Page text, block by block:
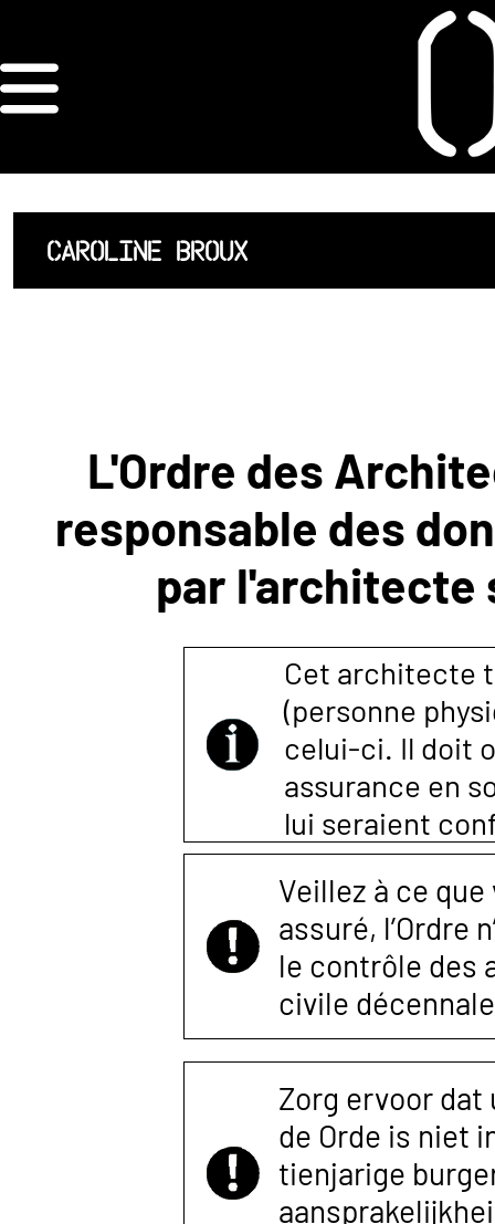
ORDRE DES
ARCHITECTES
ACCUEIL
LISTE DES
ANNEXE 4 CODT
CONTACTER
CAROLINE BROUX
L'Ordre des
responsable des
par l'architecte
Cet architecte
(personne
celui-ci. Il doit
assurance en
lui seraient
Veillez à ce
assuré, l’Ordre
le contrôle des
civile
Zorg ervoor
de Orde is niet
tienjarige